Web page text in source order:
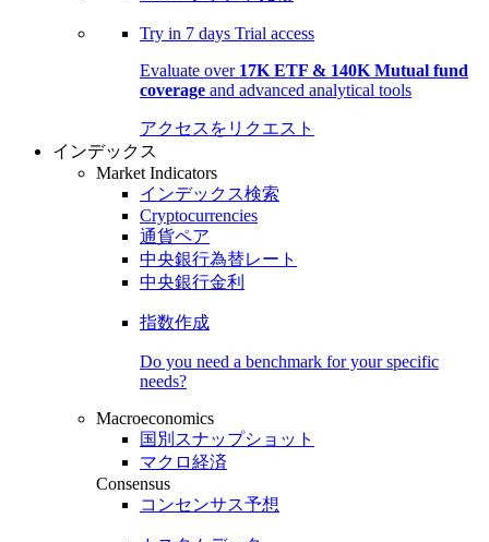
Try in 7 days Trial access
Evaluate over 17K ETF & 140K Mutual fund
coverage and advanced analytical tools
アクセスをリクエスト
インデックス
Market Indicators
インデックス検索
Cryptocurrencies
通貨ペア
中央銀行為替レート
中央銀行金利
指数作成
Do you need a benchmark for your specific
needs?
Macroeconomics
国別スナップショット
マクロ経済
Consensus
コンセンサス予想